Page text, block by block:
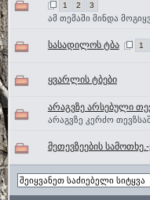
1 2 3
ამ თემაში მინდა
სასადილოს ტბა 1
ყვარლის ტბები
არაგვზე არსებული
არაგვზე კერძო
მეთევზეების